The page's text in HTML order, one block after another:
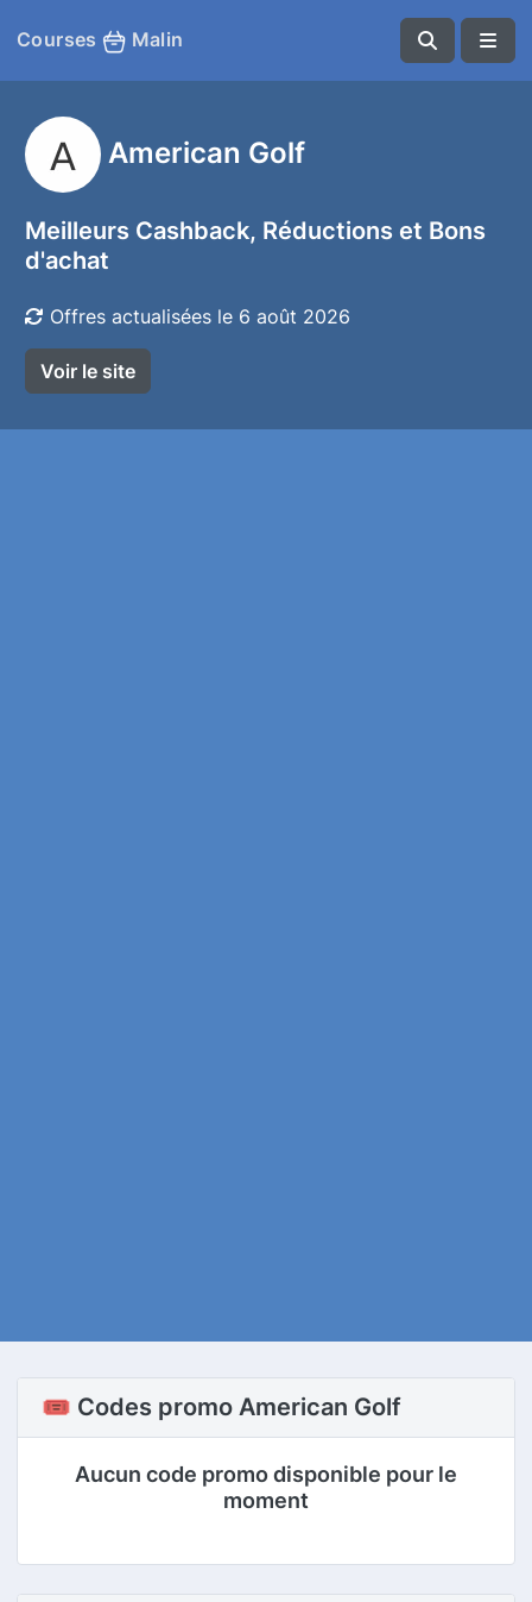
Courses Malin
American Golf
Meilleurs Cashback, Réductions et Bons
d'achat
Offres actualisées le 6 août 2026
Voir le site
🎟️ Codes promo American Golf
Aucun code promo disponible pour le
moment